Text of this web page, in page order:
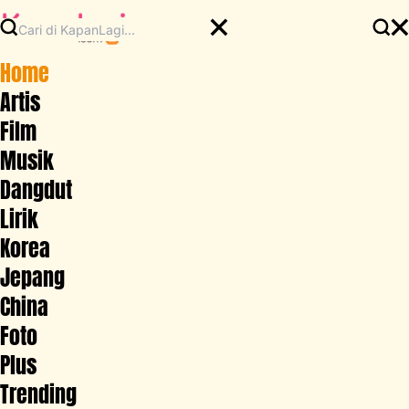
Home
Artis
Film
Musik
Dangdut
Lirik
Korea
Jepang
China
Foto
Plus
Trending